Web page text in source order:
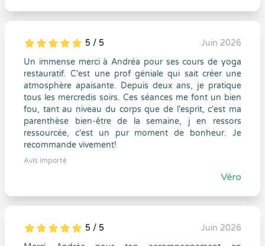
5
1
5
0 5 / 5
Juin 2026
Un immense merci à Andréa pour ses cours de yoga
restauratif. C'est une prof géniale qui sait créer une
atmosphère apaisante. Depuis deux ans, je pratique
tous les mercredis soirs. Ces séances me font un bien
fou, tant au niveau du corps que de l'esprit, c'est ma
parenthèse bien-être de la semaine, j en ressors
ressourcée, c'est un pur moment de bonheur. Je
recommande vivement!
Avis importé
Véro
5
1
5
0 5 / 5
Juin 2026